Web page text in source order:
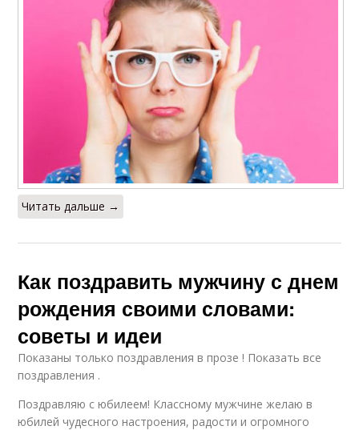
Читать дальше →
Как поздравить мужчину с днем
рождения своими словами:
советы и идеи
Показаны только поздравления в прозе ! Показать все
поздравления .
Поздравляю с юбилеем! Классному мужчине желаю в
юбилей чудесного настроения, радости и огромного